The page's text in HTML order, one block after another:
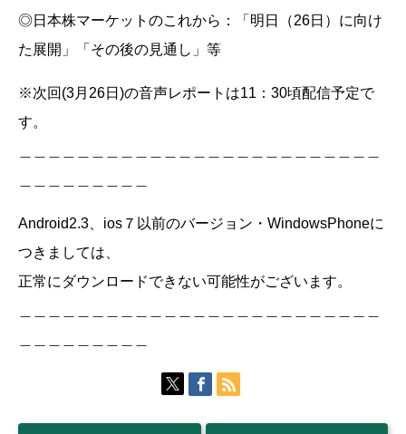
◎日本株マーケットのこれから：「明日（26日）に向け
た展開」「その後の見通し」等
※次回(3月26日)の音声レポートは11：30頃配信予定で
す。
Android2.3、ios７以前のバージョン・WindowsPhoneに
つきましては、
正常にダウンロードできない可能性がございます。